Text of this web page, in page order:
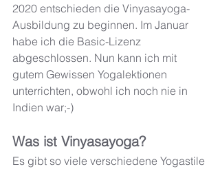
2020 entschieden die Vinyasayoga-
Ausbildung zu beginnen. Im Januar
habe ich die Basic-Lizenz
abgeschlossen. Nun kann ich mit
gutem Gewissen Yogalektionen
unterrichten, obwohl ich noch nie in
Indien war;-)
Was ist Vinyasayoga?
Es gibt so viele verschiedene Yogastile